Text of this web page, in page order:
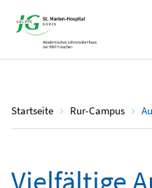
Startseite Rur-Campus
Vielfältige